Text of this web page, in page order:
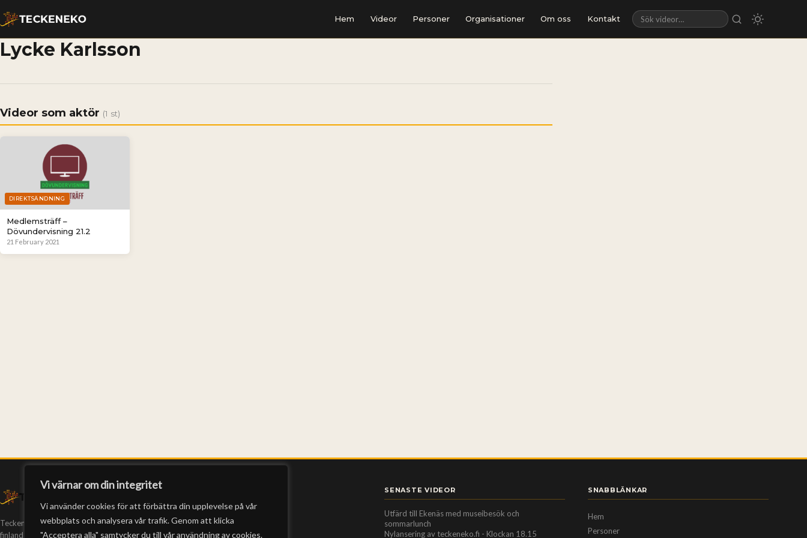
Vi värnar om din integritet
Vi använder cookies för att förbättra din upplevelse på vår
webbplats och analysera vår trafik. Genom att klicka
"Acceptera alla" samtycker du till vår användning av cookies.
Hem Videor Personer Organisationer Om oss Kontakt
Sök videor
Lycke Karlsson
Videor som aktör (1 st)
DIREKTSÄNDNING
Medlemsträff –
Dövundervisning 21.2
21 February 2021
Teckeneko är Finlands enda webb-tv på
finlandssvenskt teckenspråk. Vi har producerat
SENASTE VIDEOR
Utfärd till Ekenäs med museibesök och
sommarlunch
Nylansering av teckeneko.fi - Klockan 18.15
SNABBLÄNKAR
Hem
Personer